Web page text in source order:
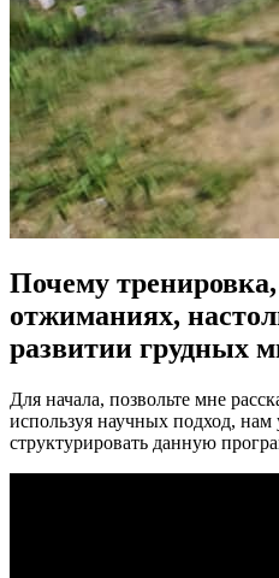
Почему
отжиманиях,
развитии грудных
Для начала, позвольте мне
используя научных подход, нам
структурировать данную